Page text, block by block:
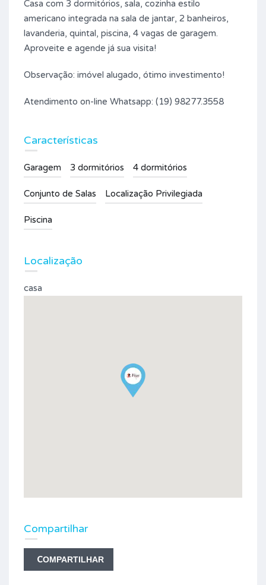
Casa com 3 dormitórios, sala, cozinha estilo
americano integrada na sala de jantar, 2 banheiros,
lavanderia, quintal, piscina, 4 vagas de garagem.
Aproveite e agende já sua visita!
Observação: imóvel alugado, ótimo investimento!
Atendimento on-line Whatsapp: (19) 98277.3558
Características
Garagem 3 dormitórios 4 dormitórios
Conjunto de Salas Localização Privilegiada
Piscina
Localização
casa
Compartilhar
COMPARTILHAR